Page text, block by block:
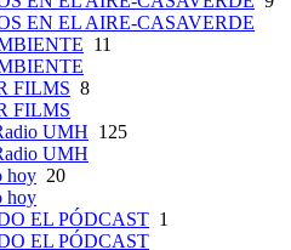
EN EL AIRE-CASAVERDE
11
FILMS 8
FILMS
UMH 125
UMH
hoy 20
hoy
EL PÓDCAST 1
EL PÓDCAST